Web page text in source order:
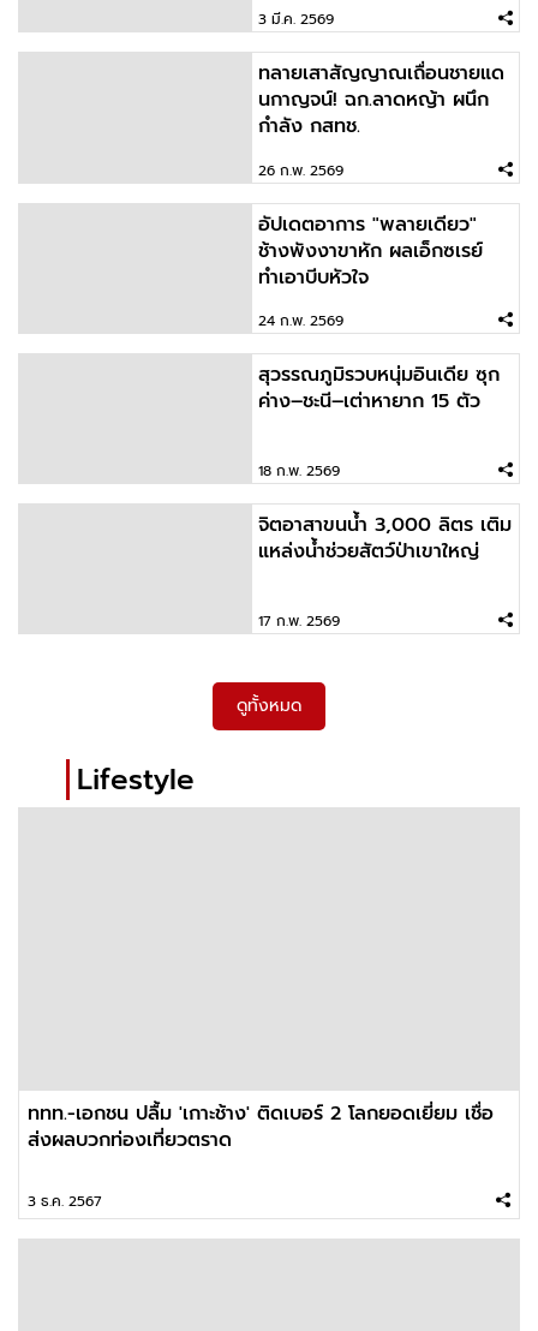
แม่ใช้ให้เด็ดพริก 10 เม็ด แต่ฉันเด็ด 11 เม็ด เพราะฉัน
เด็ดเกิน Model: spyjub
เข้าใจผิด
ช้างสุรินทร์ป่วยด่วน สัตวแพทย์รุดช่วยด่วนหลังได้
พบเชื้อในค้างคาวแต่ไม่พบในคน ย้ำเป็นโรคติดต่อ
3 มี.ค. 2569
ทลายเสาสัญญาณเถื่อนชายแด
นกาญจน์! ฉก.ลาดหญ้า ผนึก
กำลัง กสทช.
26 ก.พ. 2569
อัปเดตอาการ "พลายเดียว"
ช้างพังงาขาหัก ผลเอ็กซเรย์
ทำเอาบีบหัวใจ
24 ก.พ. 2569
สุวรรณภูมิรวบหนุ่มอินเดีย ซุก
ค่าง–ชะนี–เต่าหายาก 15 ตัว
18 ก.พ. 2569
จิตอาสาขนน้ำ 3,000 ลิตร เติม
แหล่งน้ำช่วยสัตว์ป่าเขาใหญ่
17 ก.พ. 2569
ดูทั้งหมด
Lifestyle
ททท.-เอกชน ปลื้ม 'เกาะช้าง' ติดเบอร์ 2 โลกยอดเยี่ยม เชื่อ
ส่งผลบวกท่องเที่ยวตราด
3 ธ.ค. 2567